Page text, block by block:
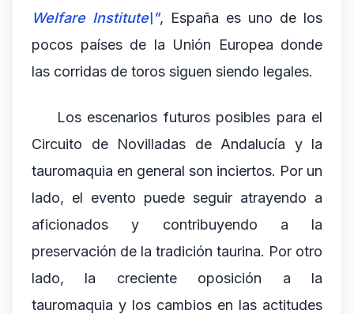
Welfare Institute\", España es uno de los
pocos países de la Unión Europea donde
las corridas de toros siguen siendo legales.
Los escenarios futuros posibles para el
Circuito de Novilladas de Andalucía y la
tauromaquia en general son inciertos. Por un
lado, el evento puede seguir atrayendo a
aficionados y contribuyendo a la
preservación de la tradición taurina. Por otro
lado, la creciente oposición a la
tauromaquia y los cambios en las actitudes